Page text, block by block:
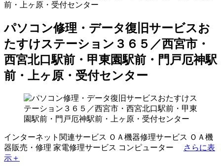
前・上ヶ原・受付センター
パソコン修理・データ復旧サービスお
たすけステーション３６５／西宮市・
西宮北口駅前・甲東園駅前・門戸厄神駅
前・上ヶ原・受付センター
インターネット関連サービス ＯＡ機器修理サービス ＯＡ機
器販売・修理 家電修理サービス コンピューター
さらに表
示＋